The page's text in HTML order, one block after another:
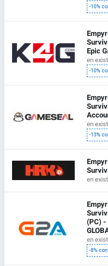
-10%
Epic
en
-10%
en
-13%
en
(PC)
en
-8%